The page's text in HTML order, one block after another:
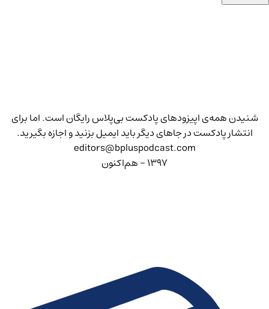
شنیدن همه‌ی اپیزودهای پادکست بی‌پلاس رایگان است. اما برای
انتشار پادکست در جاهای دیگر باید ایمیل بزنید و اجازه بگیرید.
editors@bpluspodcast.com
۱۳۹۷ - هم‌اکنون